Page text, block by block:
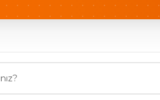
KARGO HIZLI KARGO